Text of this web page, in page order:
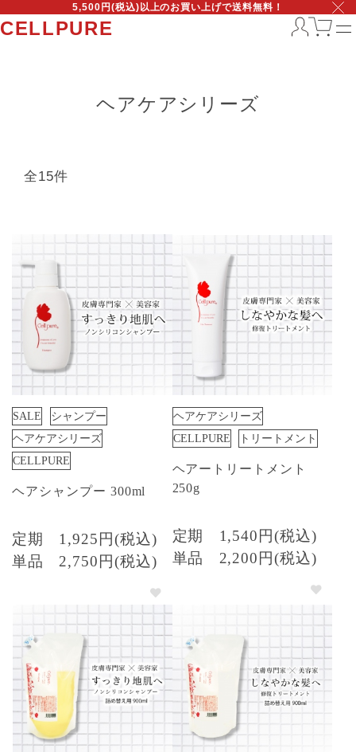
5,500円(税込)以上のお買い上げで送料無料！
CELLPURE
ヘアケアシリーズ
全15件
SALE
シャンプー
ヘアケアシリーズ
CELLPURE
ヘアシャンプー 300ml
定期
1,925円(税込)
単品
2,750円(税込)
ヘアケアシリーズ
CELLPURE
トリートメント
ヘアートリートメント
250g
定期
1,540円(税込)
単品
2,200円(税込)